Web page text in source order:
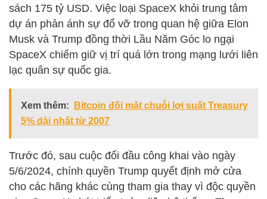
sách 175 tỷ USD. Việc loại SpaceX khỏi trung tâm
dự án phản ánh sự đổ vỡ trong quan hệ giữa Elon
Musk và Trump đồng thời Lầu Năm Góc lo ngại
SpaceX chiếm giữ vị trí quá lớn trong mạng lưới liên
lạc quân sự quốc gia.
Xem thêm:
Bitcoin đối mặt chuỗi lợi suất Treasury
5% dài nhất từ 2007
Trước đó, sau cuộc đối đầu công khai vào ngày
5/6/2024, chính quyền Trump quyết định mở cửa
cho các hãng khác cùng tham gia thay vì độc quyền